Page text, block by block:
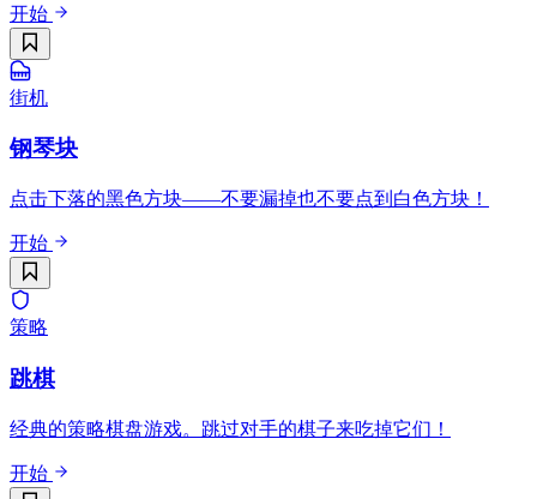
开始
街机
钢琴块
点击下落的黑色方块——不要漏掉也不要点到白色方块！
开始
策略
跳棋
经典的策略棋盘游戏。跳过对手的棋子来吃掉它们！
开始